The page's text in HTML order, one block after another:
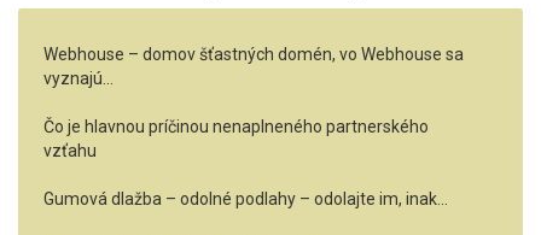
Webhouse – domov šťastných domén, vo Webhouse sa
vyznajú…
Čo je hlavnou príčinou nenaplneného partnerského
vzťahu
Gumová dlažba – odolné podlahy – odolajte im, inak…